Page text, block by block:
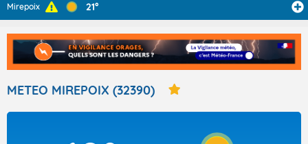
Prévisions
TOUS LES RÉSULTATS
Articles
Mirepoix 21°
METEO MIREPOIX (32390)